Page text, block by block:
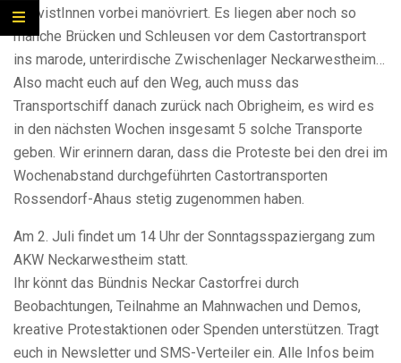
AktivistInnen vorbei manövriert. Es liegen aber noch so
manche Brücken und Schleusen vor dem Castortransport
ins marode, unterirdische Zwischenlager Neckarwestheim…
Also macht euch auf den Weg, auch muss das
Transportschiff danach zurück nach Obrigheim, es wird es
in den nächsten Wochen insgesamt 5 solche Transporte
geben. Wir erinnern daran, dass die Proteste bei den drei im
Wochenabstand durchgeführten Castortransporten
Rossendorf-Ahaus stetig zugenommen haben.
Am 2. Juli findet um 14 Uhr der Sonntagsspaziergang zum
AKW Neckarwestheim statt.
Ihr könnt das Bündnis Neckar Castorfrei durch
Beobachtungen, Teilnahme an Mahnwachen und Demos,
kreative Protestaktionen oder Spenden unterstützen. Tragt
euch in Newsletter und SMS-Verteiler ein. Alle Infos beim